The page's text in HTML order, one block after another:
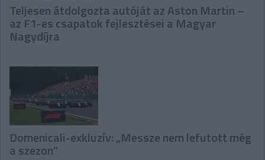
Teljesen átdolgozta autóját az Aston Martin –
az F1-es csapatok fejlesztései a Magyar
Nagydíjra
Domenicali-exkluzív: „Messze nem lefutott még
a szezon”